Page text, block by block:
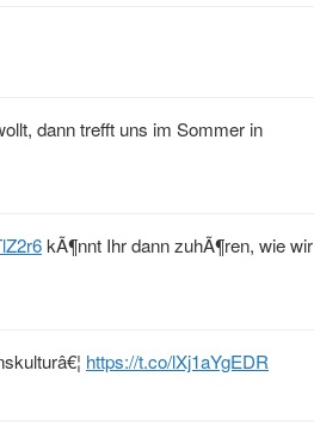
dann trefft uns im Sommer in
kÃ¶nnt Ihr dann zuhÃ¶ren, wie wir
https://t.co/lXj1aYgEDR